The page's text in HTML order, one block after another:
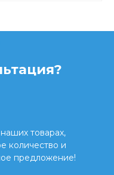
товарах,
количество и
предложение!